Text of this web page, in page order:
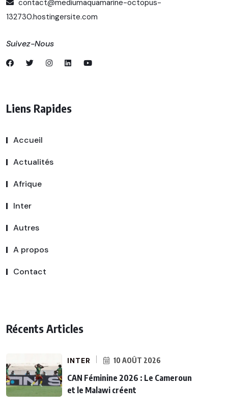
contact@mediumaquamarine-octopus-
132730.hostingersite.com
Suivez-Nous
Liens Rapides
Accueil
Actualités
Afrique
Inter
Autres
A propos
Contact
Récents Articles
INTER 10 AOÛT 2026
CAN Féminine 2026 : Le Cameroun
et le Malawi créent